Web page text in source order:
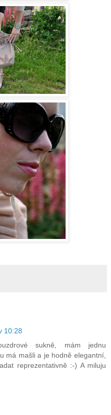
10:28
sukně, mám jednu
má mašli a je hodně elegantní,
reprezentativně :-) A miluju